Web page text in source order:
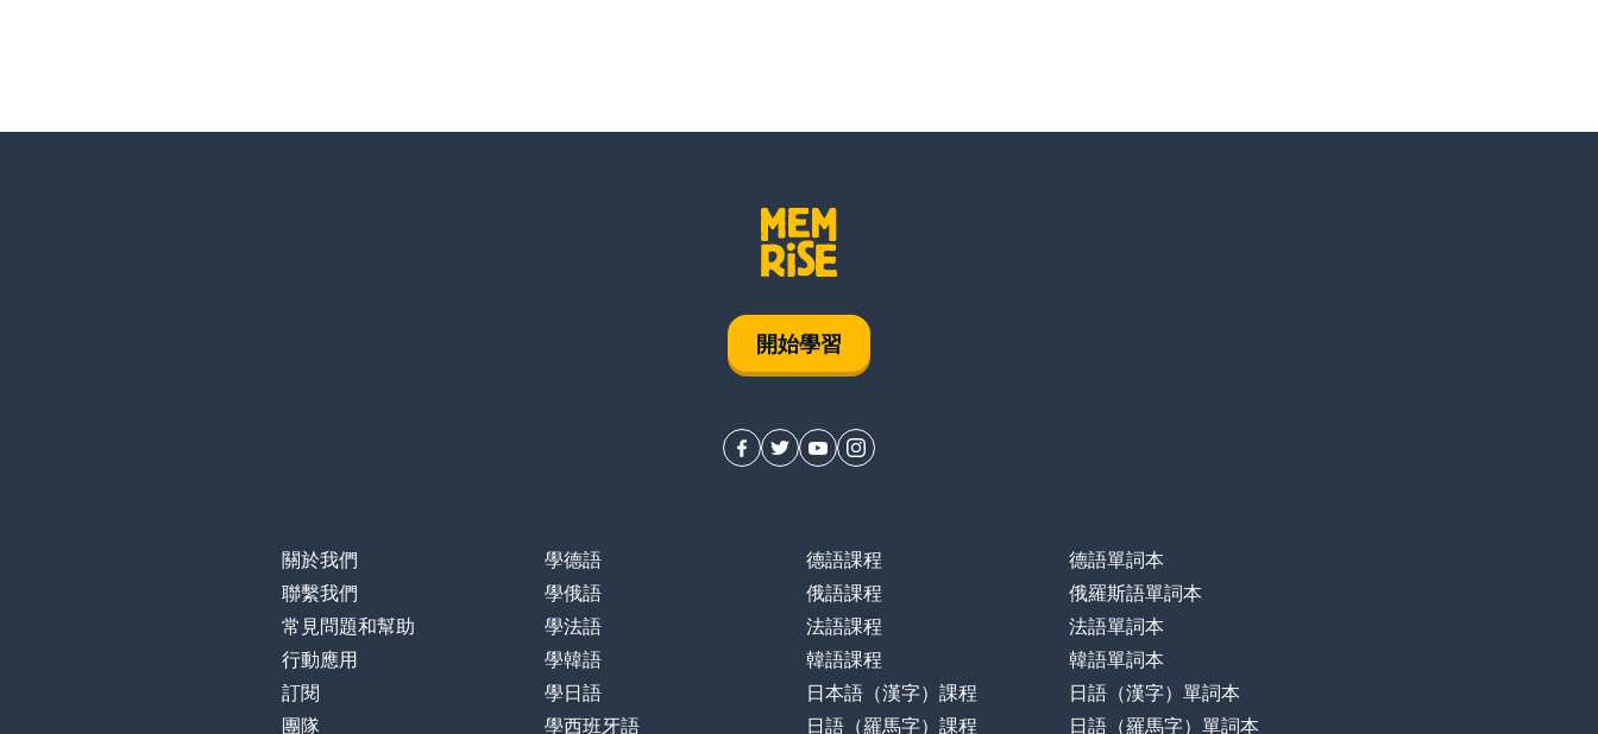
開始學習
關於我們
聯繫我們
常見問題和幫助
行動應用
訂閱
團隊
學德語
學俄語
學法語
學韓語
學日語
學西班牙語
德語課程
俄語課程
法語課程
韓語課程
日本語（漢字）課程
日語（羅馬字）課程
德語單詞本
俄羅斯語單詞本
法語單詞本
韓語單詞本
日語（漢字）單詞本
日語（羅馬字）單詞本